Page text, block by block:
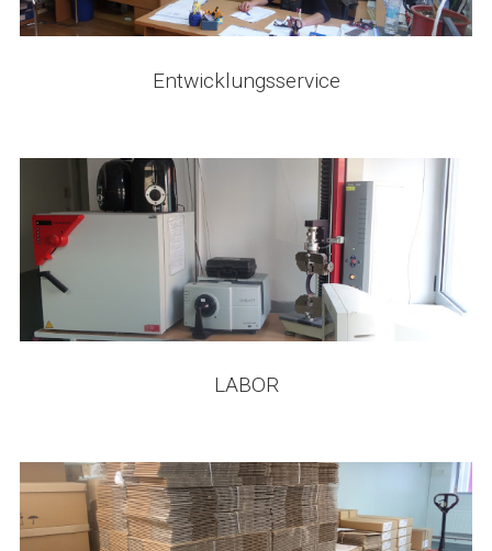
Entwicklungsservice
LABOR